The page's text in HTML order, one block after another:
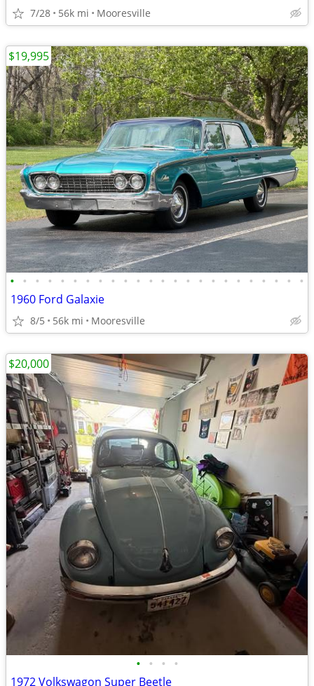
7/28 56k mi Mooresville
• • • • • • • • • • • • • • • • • • • • • • • •
1960 Ford Galaxie
8/5 56k mi Mooresville
$19,995
• • • •
1972 Volkswagon Super Beetle
$20,000